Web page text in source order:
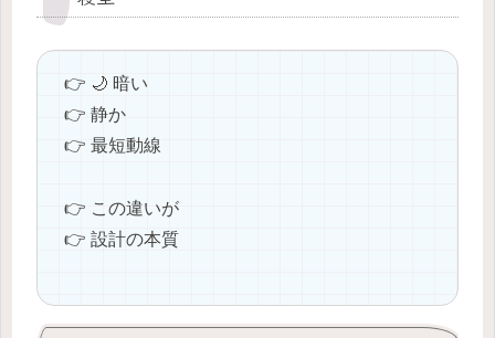
👉 🌙 暗い
👉 静か
👉 最短動線
👉 この違いが
👉 設計の本質